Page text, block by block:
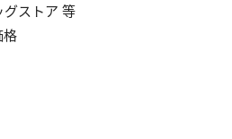
グストア 等
格